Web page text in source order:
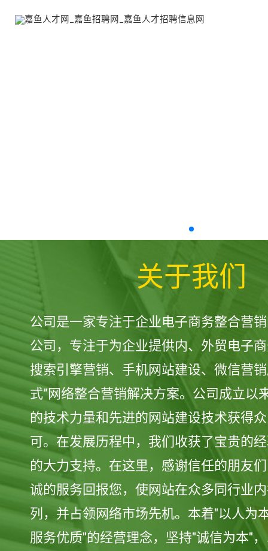
关于我们
公司是一家专注于企业电子商务整合营
公司，专注于为企业提供内、外贸电子
搜索引擎营销、手机网站建设、微信营
式”网络整合营销解决方案。公司成立以
的技术力量和先进的网站建设技术获得
可。在发展历程中，我们收获了宝贵的
的大力支持。在这里，感谢信任的朋友
诚的服务回报您，使网站在众多同行业
列，并占领网络市场先机。本着"以人为
服务优质"的经营理念，坚持"诚信为本"